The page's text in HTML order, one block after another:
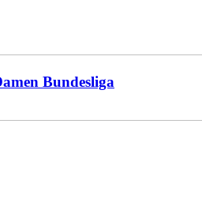
Bundesliga